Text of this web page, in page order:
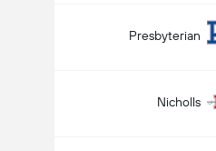
Presbyterian
Nicholls